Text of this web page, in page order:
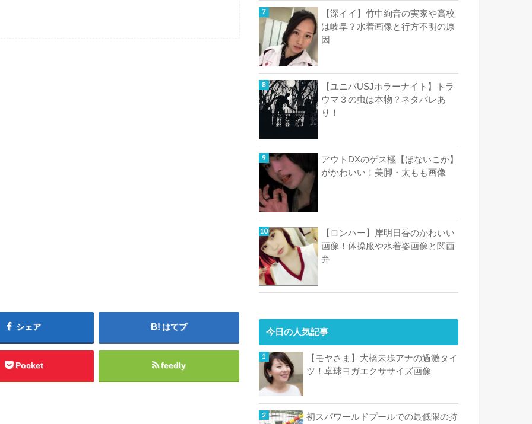
シェア はてブ
Pocket feedly
【深イイ】竹中絢音の実家や高校
は岐阜？水着画像と行方不明の原
因
【ユニバUSJホラーナイト】トラ
ウマ３の虫は本物？ネタバレあ
り！
アウトDXのゲス極【ほないこか】
がかわいい！美脚・太もも画像
【ロンハー】岸明日香のかわいい
画像！体操服や水着姿画像と関西
弁
今日の人気記事
【モヤさま】大橋未歩アナの過激タイ
ツ！卓球ヨガエクササイズ画像
初スパワールドプールでの最低限の持